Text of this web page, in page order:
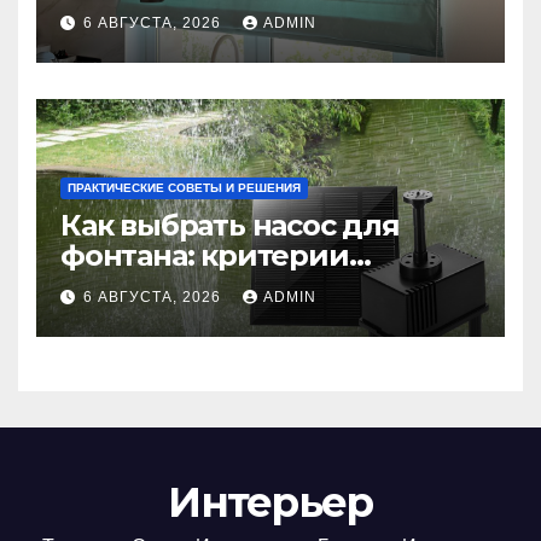
практичность и стиль
6 АВГУСТА, 2026 ADMIN
ПРАКТИЧЕСКИЕ СОВЕТЫ И РЕШЕНИЯ
Как выбрать насос для
фонтана: критерии
мощности и правильный
расчет
6 АВГУСТА, 2026 ADMIN
Интерьер